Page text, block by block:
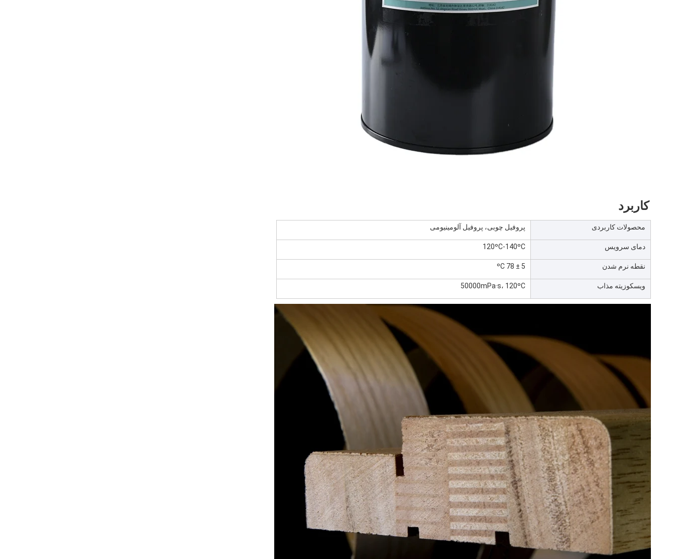
کاربرد
محصولات کاربردی پروفیل چوبی، پروفیل آلومینیومی
دمای سرویس 120ºC-140ºC
نقطه نرم شدن 5 ± 78 ºC
ویسکوزیته مذاب 50000mPa·s، 120ºC